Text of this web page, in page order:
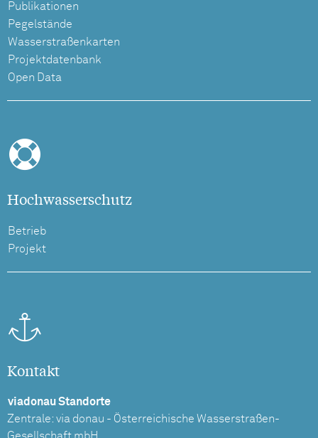
Publikationen
Pegelstände
Wasserstraßenkarten
Projektdatenbank
Open Data
Hochwasserschutz
Betrieb
Projekt
Kontakt
viadonau Standorte
Zentrale: via donau - Österreichische Wasserstraßen-